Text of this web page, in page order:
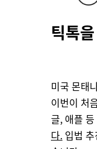
틱톡
미국 몬태
이번이 처
글, 애플
다. 입법